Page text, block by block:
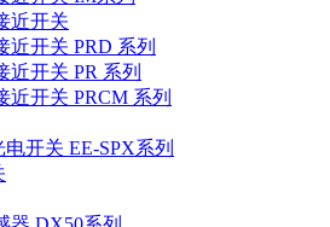
近开关
近开关 PRD 系列
近开关 PR 系列
近开关 PRCM 系列
开关 EE-SPX系列